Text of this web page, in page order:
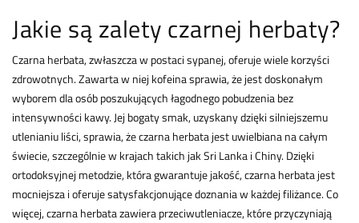
Jakie są zalety czarnej herbaty?
Czarna herbata, zwłaszcza w postaci sypanej, oferuje wiele korzyści
zdrowotnych. Zawarta w niej kofeina sprawia, że jest doskonałym
wyborem dla osób poszukujących łagodnego pobudzenia bez
intensywności kawy. Jej bogaty smak, uzyskany dzięki silniejszemu
utlenianiu liści, sprawia, że czarna herbata jest uwielbiana na całym
świecie, szczególnie w krajach takich jak Sri Lanka i Chiny. Dzięki
ortodoksyjnej metodzie, która gwarantuje jakość, czarna herbata jest
mocniejsza i oferuje satysfakcjonujące doznania w każdej filiżance. Co
więcej, czarna herbata zawiera przeciwutleniacze, które przyczyniają